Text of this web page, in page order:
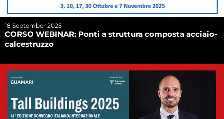
18 September 2025
CORSO WEBINAR: Ponti a struttura composta acciaio-
calcestruzzo